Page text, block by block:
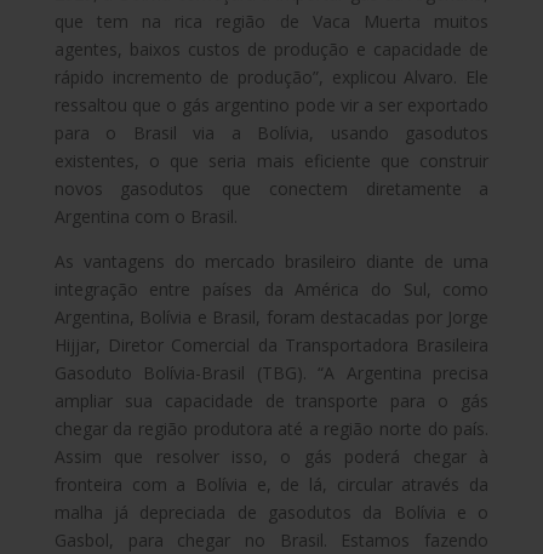
que tem na rica região de Vaca Muerta muitos
agentes, baixos custos de produção e capacidade de
rápido incremento de produção”, explicou Alvaro. Ele
ressaltou que o gás argentino pode vir a ser exportado
para o Brasil via a Bolívia, usando gasodutos
existentes, o que seria mais eficiente que construir
novos gasodutos que conectem diretamente a
Argentina com o Brasil.
As vantagens do mercado brasileiro diante de uma
integração entre países da América do Sul, como
Argentina, Bolívia e Brasil, foram destacadas por Jorge
Hijjar, Diretor Comercial da Transportadora Brasileira
Gasoduto Bolívia-Brasil (TBG). “A Argentina precisa
ampliar sua capacidade de transporte para o gás
chegar da região produtora até a região norte do país.
Assim que resolver isso, o gás poderá chegar à
fronteira com a Bolívia e, de lá, circular através da
malha já depreciada de gasodutos da Bolívia e o
Gasbol, para chegar no Brasil. Estamos fazendo